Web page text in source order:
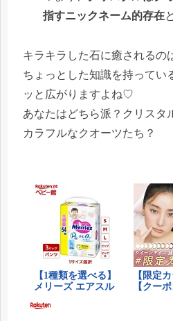
指すニックネーム的存在
キラキラした石に癒されるの
ちょっとした知識を持ってい
ッと広がりますよね♡
あなたはどちら派？クリスタ
カラフルなクオーツたち？